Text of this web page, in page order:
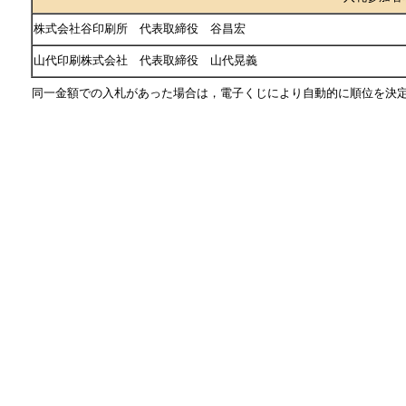
株式会社谷印刷所 代表取締役 谷昌宏
山代印刷株式会社 代表取締役 山代晃義
同一金額での入札があった場合は，電子くじにより自動的に順位を決